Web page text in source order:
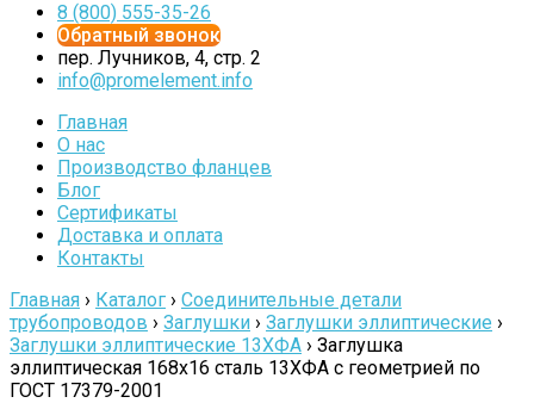
8 (800) 555-35-26
Обратный звонок
пер. Лучников, 4, стр. 2
info@promelement.info
Главная
О нас
Производство фланцев
Блог
Сертификаты
Доставка и оплата
Контакты
Главная › Каталог › Соединительные детали
трубопроводов › Заглушки › Заглушки эллиптические ›
Заглушки эллиптические 13ХФА › Заглушка
эллиптическая 168х16 сталь 13ХФА с геометрией по
ГОСТ 17379-2001